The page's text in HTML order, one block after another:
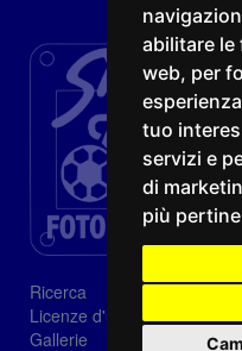
abilitare le
web, per
tuo
servizi e
di
più
Ricerca
Licenze d'utilizzo
Gallerie